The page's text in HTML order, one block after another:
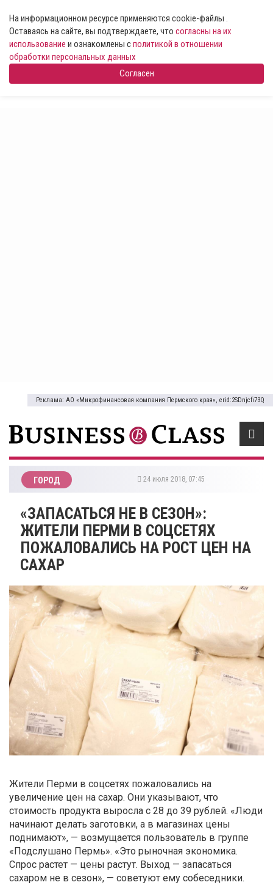
На информационном ресурсе применяются cookie-файлы .
Оставаясь на сайте, вы подтверждаете, что согласны на их
использование и ознакомлены сполитикой в отношении
обработки персональных данных
Согласен
Реклама: АО «Микрофинансовая компания Пермского края», erid:2SDnjcfi73Q
ГОРОД 24 июля 2018, 07:45
«ЗАПАСАТЬСЯ НЕ В СЕЗОН»:
ЖИТЕЛИ ПЕРМИ В СОЦСЕТЯХ
ПОЖАЛОВАЛИСЬ НА РОСТ ЦЕН НА
САХАР
Жители Перми в соцсетях пожаловались на
увеличение цен на сахар. Они указывают, что
стоимость продукта выросла с 28 до 39 рублей. «Люди
начинают делать заготовки, а в магазинах цены
поднимают», — возмущается пользователь в группе
«Подслушано Пермь». «Это рыночная экономика.
Спрос растет — цены растут. Выход — запасаться
сахаром не в сезон», — советуют ему собеседники.